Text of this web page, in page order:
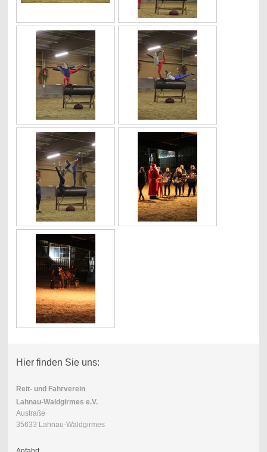
Hier finden Sie uns:
Reit- und Fahrverein
Lahnau-Waldgirmes e.V.
Austraße
35633 Lahnau-Waldgirmes